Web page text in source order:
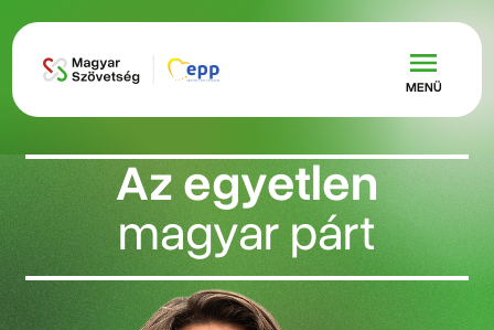
MENÜ
Az egyetlen
magyar párt